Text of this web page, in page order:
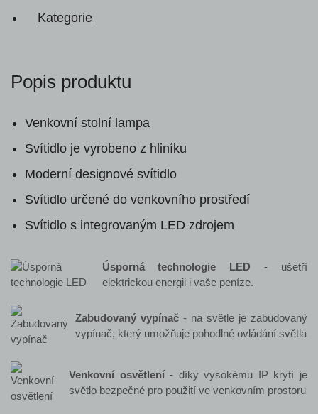
Kategorie
Popis produktu
Venkovní stolní lampa
Svítidlo je vyrobeno z hliníku
Moderní designové svítidlo
Svítidlo určené do venkovního prostředí
Svítidlo s integrovaným LED zdrojem
Úsporná technologie LED - ušetří
elektrickou energii i vaše peníze.
Zabudovaný vypínač - na světle je zabudovaný
vypínač, který umožňuje pohodlné ovládání světla
Venkovní osvětlení- díky vysokému IP krytí je
světlo bezpečné pro použití ve venkovním prostoru